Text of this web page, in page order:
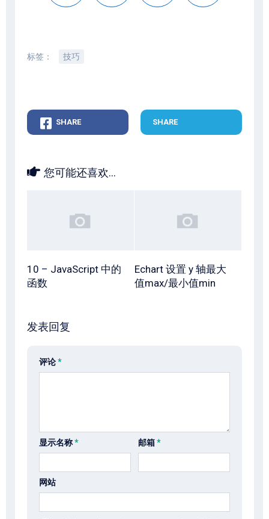
标签： 技巧
SHARE SHARE
您可能还喜欢...
10 – JavaScript 中的
函数
Echart 设置 y 轴最大
值max/最小值min
发表回复
评论*
显示名称* 邮箱*
网站